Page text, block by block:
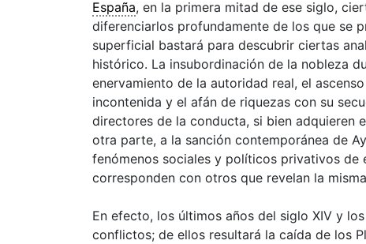
España, en la primera mitad de ese siglo,
diferenciarlos profundamente de los que se
superficial bastará para descubrir ciertas
histórico. La insubordinación de la nobleza
enervamiento de la autoridad real, el
incontenida y el afán de riquezas con su
directores de la conducta, si bien adquieren
otra parte, a la sanción contemporánea de
fenómenos sociales y políticos privativos de
corresponden con otros que revelan la
En efecto, los últimos años del siglo XIV y
conflictos; de ellos resultará la caída de los